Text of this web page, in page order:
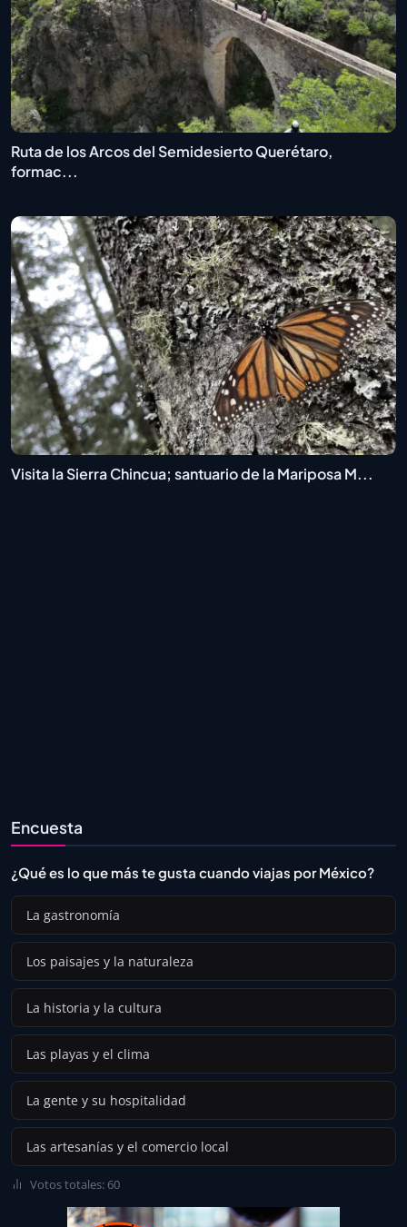
Ruta de los Arcos del Semidesierto Querétaro,
formac...
Visita la Sierra Chincua; santuario de la Mariposa M...
Encuesta
¿Qué es lo que más te gusta cuando viajas por México?
La gastronomía
Los paisajes y la naturaleza
La historia y la cultura
Las playas y el clima
La gente y su hospitalidad
Las artesanías y el comercio local
Votos totales: 60